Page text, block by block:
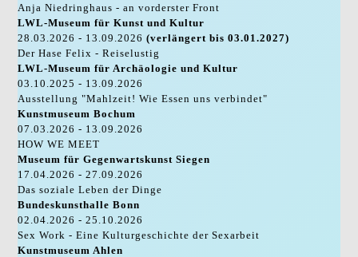
Anja Niedringhaus - an vorderster Front
LWL-Museum für Kunst und Kultur
28.03.2026 - 13.09.2026(verlängert bis 03.01.2027)
Der Hase Felix - Reiselustig
LWL-Museum für Archäologie und Kultur
03.10.2025 - 13.09.2026
Ausstellung "Mahlzeit! Wie Essen uns verbindet"
Kunstmuseum Bochum
07.03.2026 - 13.09.2026
HOW WE MEET
Museum für Gegenwartskunst Siegen
17.04.2026 - 27.09.2026
Das soziale Leben der Dinge
Bundeskunsthalle Bonn
02.04.2026 - 25.10.2026
Sex Work - Eine Kulturgeschichte der Sexarbeit
Kunstmuseum Ahlen